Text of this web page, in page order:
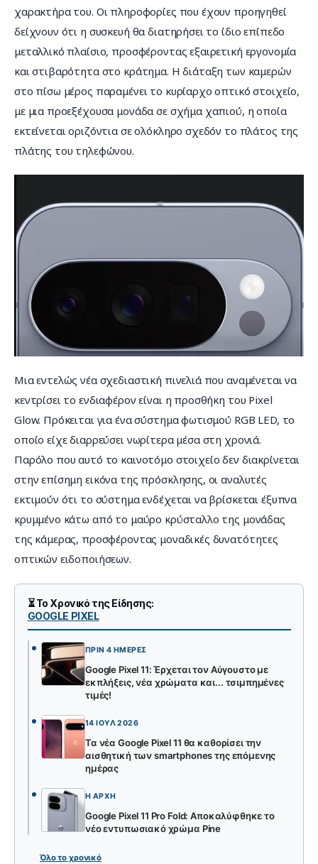
χαρακτήρα του. Οι πληροφορίες που έχουν προηγηθεί
δείχνουν ότι η συσκευή θα διατηρήσει το ίδιο επίπεδο
μεταλλικό πλαίσιο, προσφέροντας εξαιρετική εργονομία
και στιβαρότητα στο κράτημα. Η διάταξη των καμερών
στο πίσω μέρος παραμένει το κυρίαρχο οπτικό στοιχείο,
με μια προεξέχουσα μονάδα σε σχήμα χαπιού, η οποία
εκτείνεται οριζόντια σε ολόκληρο σχεδόν το πλάτος της
πλάτης του τηλεφώνου.
Μια εντελώς νέα σχεδιαστική πινελιά που αναμένεται να
κεντρίσει το ενδιαφέρον είναι η προσθήκη του Pixel
Glow. Πρόκειται για ένα σύστημα φωτισμού RGB LED, το
οποίο είχε διαρρεύσει νωρίτερα μέσα στη χρονιά.
Παρόλο που αυτό το καινοτόμο στοιχείο δεν διακρίνεται
στην επίσημη εικόνα της πρόσκλησης, οι αναλυτές
εκτιμούν ότι το σύστημα ενδέχεται να βρίσκεται έξυπνα
κρυμμένο κάτω από το μαύρο κρύσταλλο της μονάδας
της κάμερας, προσφέροντας μοναδικές δυνατότητες
οπτικών ειδοποιήσεων.
⏳ Το Χρονικό της Είδησης:
GOOGLE PIXEL
ΠΡΙΝ 4 ΗΜΈΡΕΣ
Google Pixel 11: Έρχεται τον Αύγουστο με
εκπλήξεις, νέα χρώματα και... τσιμπημένες
τιμές!
14 ΙΟΎΛ 2026
Τα νέα Google Pixel 11 θα καθορίσει την
αισθητική των smartphones της επόμενης
ημέρας
Η ΑΡΧΉ
Google Pixel 11 Pro Fold: Αποκαλύφθηκε το
νέο εντυπωσιακό χρώμα Pine
Όλο το χρονικό